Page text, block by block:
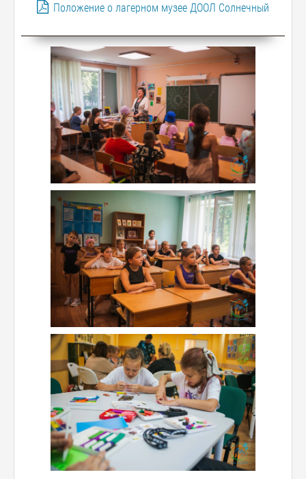
Положение о лагерном музее ДООЛ Солнечный